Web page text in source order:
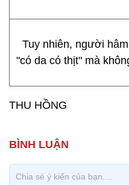
Tuy nhiên, người
"có da có thịt" mà
THU HỒNG